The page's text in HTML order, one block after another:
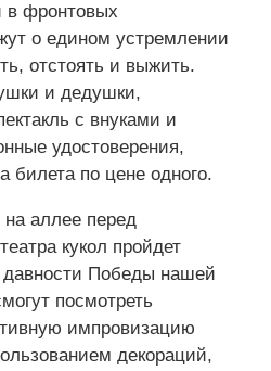
в фронтовых
о едином устремлении
отстоять и выжить.
и дедушки,
с внуками и
удостоверения,
билета по цене одного.
аллее перед
кукол пройдет
Победы нашей
посмотреть
импровизацию
декораций,